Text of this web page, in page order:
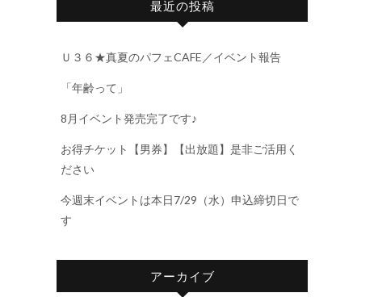
最近の投稿
Ｕ３６★真夏のパフェCAFE／イベント報告
「年齢って」
8月イベント発売完了です♪
お得チケット【男券】【出放題】是非ご活用く
ださい
今週末イベントは本日7/29（水）申込締切日で
す
アーカイブ